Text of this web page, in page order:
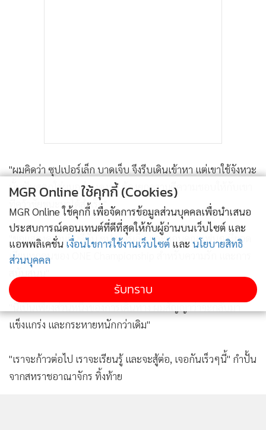
"ผมคิดว่า ซุปเปอร์เล็ก บาดเจ็บ จึงรีบเดินเข้าหา แต่เขาใช้จังหวะ
นั้นฟันศอกใส่ผมอย่างงดงาม ต้องยกความดีความชอบให้กับเขา
ที่คว้าชัยชนะมาได้สำเร็จ"
"ขอแสดงความยินดีกับ ซุปเปอร์เล็ก และขอบคุณแฟนๆ ที่ยอด
เยี่ยมทุกคนของ ONE Championship สำหรับความรัก และการ
แข็งแกร่ง และกระหายหนักกว่าเดิม"
"เราจะก้าวต่อไป เราจะเรียนรู้ และจะสู้ต่อ, เจอกันเร็วๆนี้" กำปั้น
จากสหราชอาณาจักร ทิ้งท้าย
MGR Online ใช้คุกกี้ (Cookies)
MGR Online ใช้คุกกี้ เพื่อจัดการข้อมูลส่วนบุคคลเพื่อนำเสนอ
ประสบการณ์คอนเทนต์ที่ดีที่สุดให้กับผู้อ่านบนเว็บไซต์ และ
แอพพลิเคชั่น เงื่อนไขการใช้งานเว็บไซต์ และ นโยบายสิทธิ
ส่วนบุคคล
รับทราบ